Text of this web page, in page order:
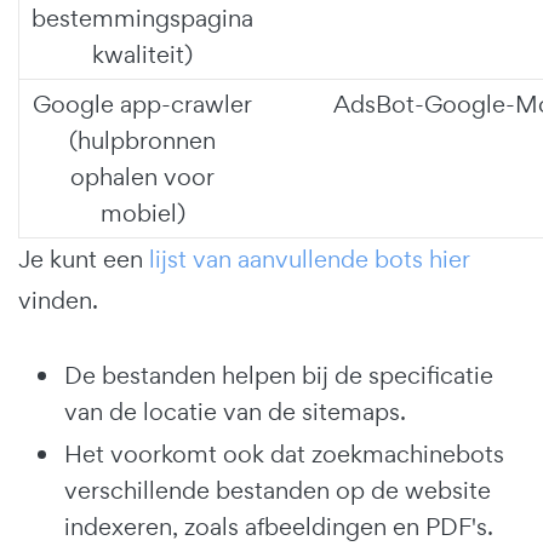
bestemmingspagina
kwaliteit)
Google app-crawler
(hulpbronnen
ophalen voor
mobiel)
AdsBot-Google-
Je kunt een lijst van aanvullende bots hier
vinden.
De bestanden helpen bij de specificatie
van de locatie van de sitemaps.
Het voorkomt ook dat zoekmachinebots
verschillende bestanden op de website
indexeren, zoals afbeeldingen en PDF's.